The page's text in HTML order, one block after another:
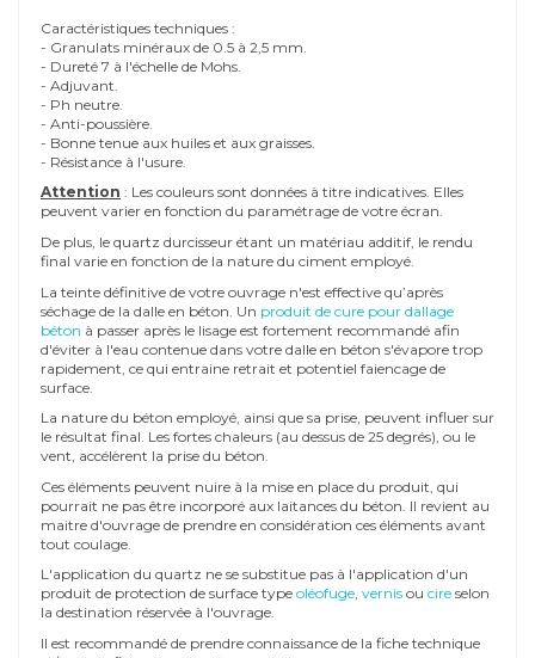
Caractéristiques techniques :
- Granulats minéraux de 0.5 à 2,5 mm.
- Dureté 7 à l'échelle de Mohs.
- Adjuvant.
- Ph neutre.
- Anti-poussière.
- Bonne tenue aux huiles et aux graisses.
- Résistance à l'usure.
Attention : Les couleurs sont données à titre indicatives. Elles
peuvent varier en fonction du paramétrage de votre écran.
De plus, le quartz durcisseur étant un matériau additif, le rendu
final varie en fonction de la nature du ciment employé.
La teinte définitive de votre ouvrage n'est effective qu’après
séchage de la dalle en béton. Un produit de cure pour dallage
béton à passer après le lisage est fortement recommandé afin
d'éviter à l'eau contenue dans votre dalle en béton s'évapore trop
rapidement, ce qui entraine retrait et potentiel faiencage de
surface.
La nature du béton employé, ainsi que sa prise, peuvent influer sur
le résultat final. Les fortes chaleurs (au dessus de 25 degrés), ou le
vent, accélèrent la prise du béton.
Ces éléments peuvent nuire à la mise en place du produit, qui
pourrait ne pas être incorporé aux laitances du béton. Il revient au
maitre d'ouvrage de prendre en considération ces éléments avant
tout coulage.
L'application du quartz ne se substitue pas à l'application d'un
produit de protection de surface type oléofuge, vernis ou cire selon
la destination réservée à l'ouvrage.
Il est recommandé de prendre connaissance de la fiche technique